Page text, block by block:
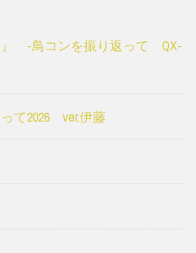
』 -鳥コンを振り返って QX-
て2026 ver.伊藤